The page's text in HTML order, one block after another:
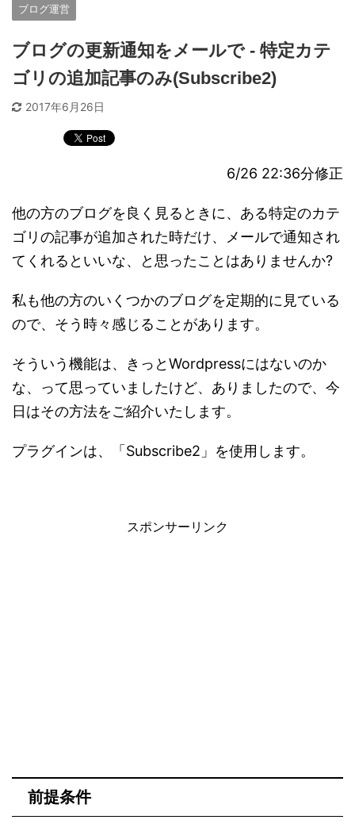
ブログ運営
ブログの更新通知をメールで - 特定カテ
ゴリの追加記事のみ(Subscribe2)
2017年6月26日
6/26 22:36分修正
他の方のブログを良く見るときに、ある特定のカテ
ゴリの記事が追加された時だけ、メールで通知され
てくれるといいな、と思ったことはありませんか?
私も他の方のいくつかのブログを定期的に見ている
ので、そう時々感じることがあります。
そういう機能は、きっとWordpressにはないのか
な、って思っていましたけど、ありましたので、今
日はその方法をご紹介いたします。
プラグインは、「Subscribe2」を使用します。
スポンサーリンク
前提条件